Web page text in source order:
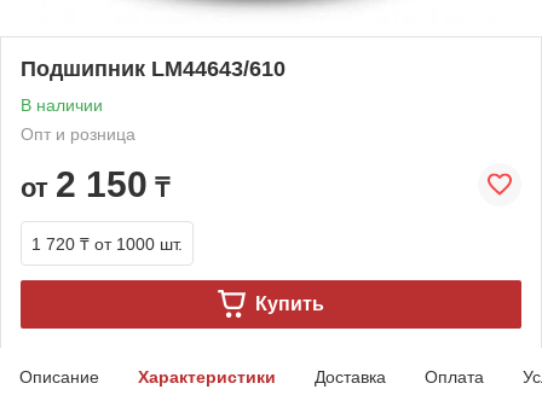
Подшипник LM44643/610
В наличии
Опт и розница
от 2 150 ₸
1 720 ₸ от 1000 шт.
Купить
Описание Характеристики Доставка Оплата